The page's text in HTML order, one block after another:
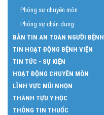
Phóng sự chuyên môn
Phóng sự chân dung
BẢN TIN AN TOÀN NGƯỜI BỆNH
TIN HOẠT ĐỘNG BỆNH VIỆN
TIN TỨC - SỰ KIỆN
HOẠT ĐỘNG CHUYÊN MÔN
LĨNH VỰC MŨI NHỌN
THÀNH TỰU Y HỌC
THÔNG TIN THUỐC